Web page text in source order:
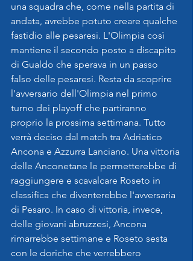
una squadra che, come nella partita di
andata, avrebbe potuto creare qualche
fastidio alle pesaresi. L'Olimpia così
mantiene il secondo posto a discapito
di Gualdo che sperava in un passo
falso delle pesaresi. Resta da scoprire
l'avversario dell'Olimpia nel primo
turno dei playoff che partiranno
proprio la prossima settimana. Tutto
verrà deciso dal match tra Adriatico
Ancona e Azzurra Lanciano. Una vittoria
delle Anconetane le permetterebbe di
raggiungere e scavalcare Roseto in
classifica che diventerebbe l'avversaria
di Pesaro. In caso di vittoria, invece,
delle giovani abruzzesi, Ancona
rimarrebbe settimane e Roseto sesta
con le doriche che verrebbero